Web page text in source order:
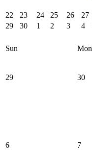
22 23 24 25 26 27
29
30 1 2 3 4
Sun
Mon
29 30
6 7